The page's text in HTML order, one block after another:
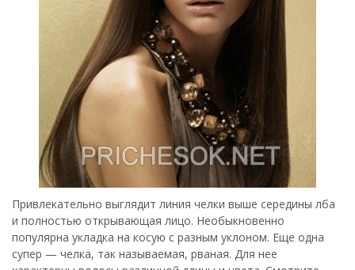
Привлекательно выглядит линия челки выше середины лба
и полностью открывающая лицо. Необыкновенно
популярна укладка на косую с разным уклоном. Еще одна
супер — челка, так называемая, рваная. Для нее